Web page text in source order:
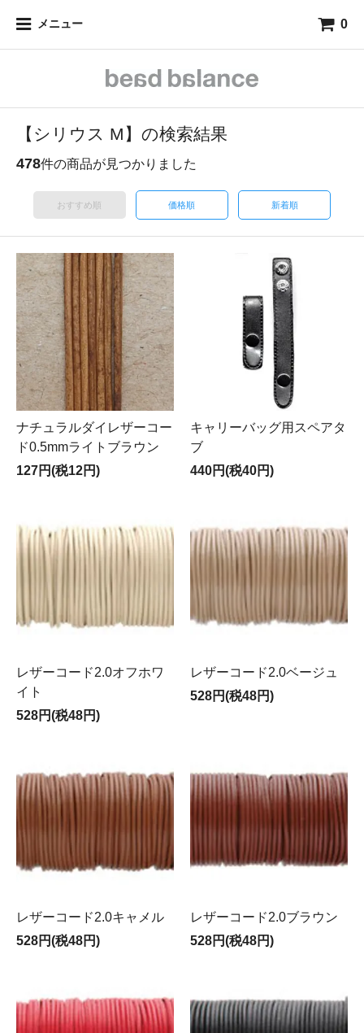
メニュー 0
【シリウス M】の検索結果
478件の商品が見つかりました
おすすめ順 価格順 新着順
ナチュラルダイレザーコー
ド0.5mmライトブラウン
127円(税12円)
キャリーバッグ用スペアタ
ブ
440円(税40円)
レザーコード2.0オフホワ
イト
528円(税48円)
レザーコード2.0ベージュ
528円(税48円)
レザーコード2.0キャメル
528円(税48円)
レザーコード2.0ブラウン
528円(税48円)